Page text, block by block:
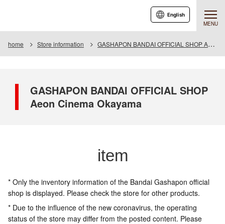
MENU
English
home Store information GASHAPON BANDAI OFFICIAL SHOP Aeon Cinema Okayama
GASHAPON BANDAI OFFICIAL SHOP
Aeon Cinema Okayama
item
* Only the inventory information of the Bandai Gashapon official
shop is displayed. Please check the store for other products.
* Due to the influence of the new coronavirus, the operating
status of the store may differ from the posted content. Please